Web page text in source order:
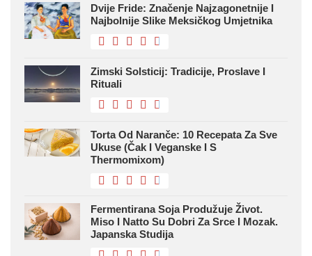
Dvije Fride: Značenje Najzagonetnije I
Najbolnije Slike Meksičkog Umjetnika
Zimski Solsticij: Tradicije, Proslave I
Rituali
Torta Od Naranče: 10 Recepata Za Sve
Ukuse (čak I Veganske I S
Thermomixom)
Fermentirana Soja Produžuje Život.
Miso I Natto Su Dobri Za Srce I Mozak.
Japanska Studija